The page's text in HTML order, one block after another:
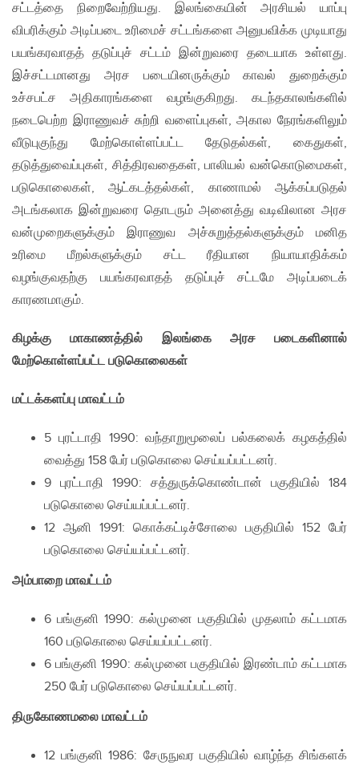
சட்டத்தை நிறைவேற்றியது. இலங்கையின் அரசியல் யாப்பு
விபரிக்கும் அடிப்படை உரிமைச் சட்டங்களை அனுபவிக்க முடியாது
பயங்கரவாதத் தடுப்புச் சட்டம் இன்றுவரை தடையாக உள்ளது.
இச்சட்டமானது அரச படையினருக்கும் காவல் துறைக்கும்
உச்சபட்ச அதிகாரங்களை வழங்குகிறது. கடந்தகாலங்களில்
நடைபெற்ற இராணுவச் சுற்றி வளைப்புகள், அகால நேரங்களிலும்
வீடுபுகுந்து மேற்கொள்ளப்பட்ட தேடுதல்கள், கைதுகள்,
தடுத்துவைப்புகள், சித்திரவதைகள், பாலியல் வன்கொடுமைகள்,
படுகொலைகள், ஆட்கடத்தல்கள், காணாமல் ஆக்கப்படுதல்
அடங்கலாக இன்றுவரை தொடரும் அனைத்து வடிவிலான அரச
வன்முறைகளுக்கும் இராணுவ அச்சுறுத்தல்களுக்கும் மனித
உரிமை மீறல்களுக்கும் சட்ட ரீதியான நியாயாதிக்கம்
வழங்குவதற்கு பயங்கரவாதத் தடுப்புச் சட்டமே அடிப்படைக்
காரணமாகும்.
கிழக்கு மாகாணத்தில் இலங்கை அரச படைகளினால்
மேற்கொள்ளப்பட்ட படுகொலைகள்
மட்டக்களப்பு மாவட்டம்
5 புரட்டாதி 1990: வந்தாறுமூலைப் பல்கலைக் கழகத்தில்
வைத்து 158 பேர் படுகொலை செய்யப்பட்டனர்.
9 புரட்டாதி 1990: சத்துருக்கொண்டான் பகுதியில் 184
படுகொலை செய்யப்பட்டனர்.
12 ஆனி 1991: கொக்கட்டிச்சோலை பகுதியில் 152 பேர்
படுகொலை செய்யப்பட்டனர்.
அம்பாறை மாவட்டம்
6 பங்குனி 1990: கல்முனை பகுதியில் முதலாம் கட்டமாக
160 படுகொலை செய்யப்பட்டனர்.
6 பங்குனி 1990: கல்முனை பகுதியில் இரண்டாம் கட்டமாக
250 பேர் படுகொலை செய்யப்பட்டனர்.
திருகோணமலை மாவட்டம்
12 பங்குனி 1986: சேருநுவர பகுதியில் வாழ்ந்த சிங்களக்